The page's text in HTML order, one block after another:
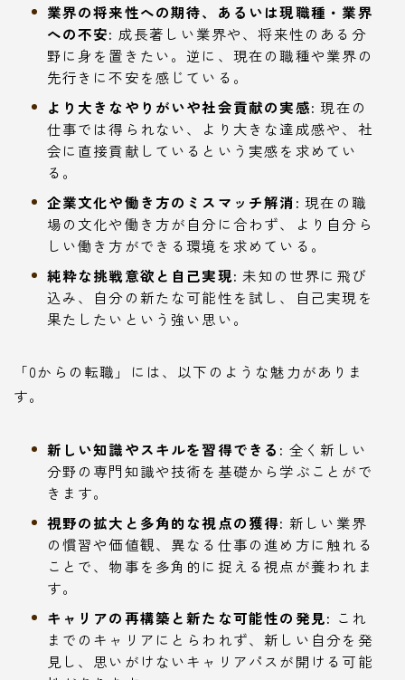
業界の将来性への期待、あるいは現職種・業界
への不安: 成長著しい業界や、将来性のある分
野に身を置きたい。逆に、現在の職種や業界の
先行きに不安を感じている。
より大きなやりがいや社会貢献の実感: 現在の
仕事では得られない、より大きな達成感や、社
会に直接貢献しているという実感を求めてい
る。
企業文化や働き方のミスマッチ解消: 現在の職
場の文化や働き方が自分に合わず、より自分ら
しい働き方ができる環境を求めている。
純粋な挑戦意欲と自己実現: 未知の世界に飛び
込み、自分の新たな可能性を試し、自己実現を
果たしたいという強い思い。
「0からの転職」には、以下のような魅力がありま
す。
新しい知識やスキルを習得できる: 全く新しい
分野の専門知識や技術を基礎から学ぶことがで
きます。
視野の拡大と多角的な視点の獲得: 新しい業界
の慣習や価値観、異なる仕事の進め方に触れる
ことで、物事を多角的に捉える視点が養われま
す。
キャリアの再構築と新たな可能性の発見: これ
までのキャリアにとらわれず、新しい自分を発
見し、思いがけないキャリアパスが開ける可能